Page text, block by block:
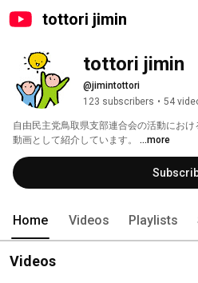
tottori jimin
tottori jimin
@jimintottori
123 subscribers • 54
自由民主党鳥取県支部連合会の活動にお
動画として紹介しています。 ...more
Home Videos Playlists
Videos